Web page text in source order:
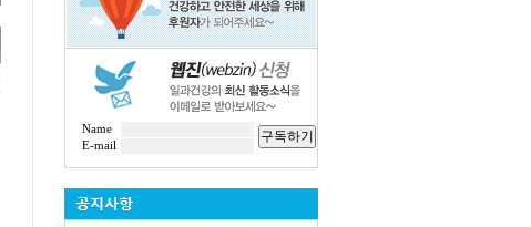
Name 구독하기
E-mail